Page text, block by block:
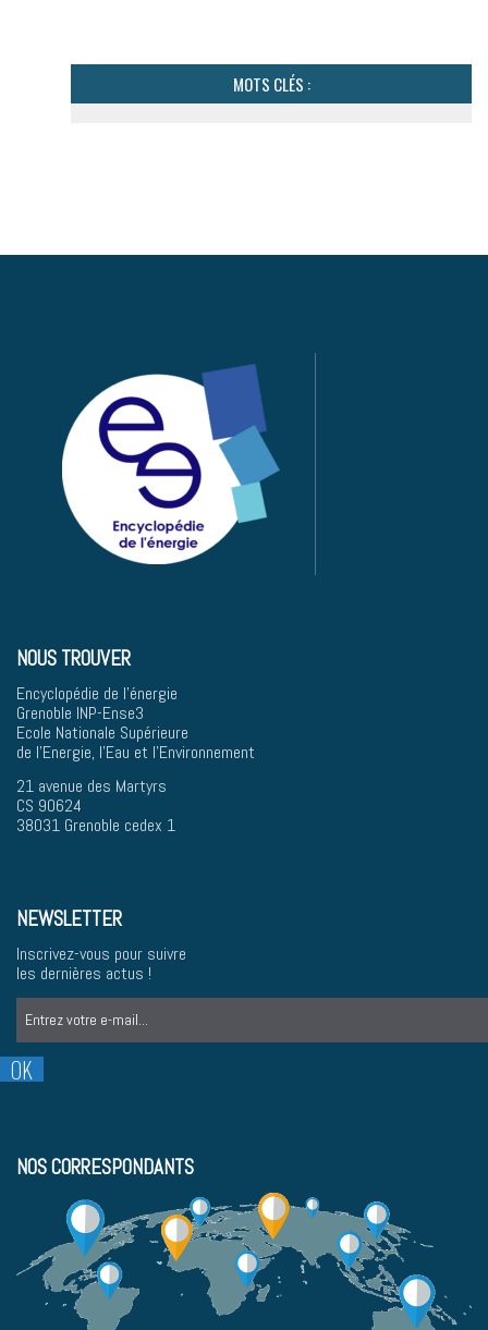
MOTS CLÉS :
NOUS TROUVER
Encyclopédie de l'énergie
Grenoble INP-Ense3
Ecole Nationale Supérieure
de l'Energie, l'Eau et l'Environnement
21 avenue des Martyrs
CS 90624
38031 Grenoble cedex 1
NEWSLETTER
Inscrivez-vous pour suivre
les dernières actus !
NOS CORRESPONDANTS